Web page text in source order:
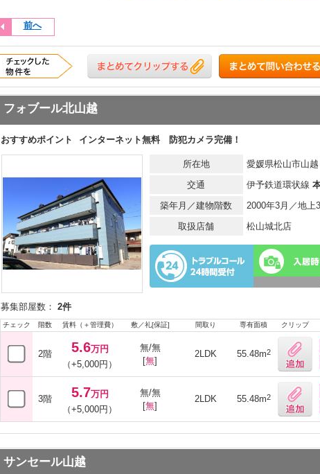
前へ
フォブール北山越
おすすめポイント インターネット無料 防犯カメラ完備！
所在地
愛媛県松山市山
交通
伊予鉄道環状線
築年月／建物階数
2000年3月／地上
取扱店舗
松山城北店
募集部屋数： 2件
チェック 階数 賃料（＋管理費） 敷／礼[保証] 間取り 専有面積 クリップ
2階 5.6万円
（+5,000円）
無/無
[無]
2LDK 55.48m2
3階 5.7万円
（+5,000円）
無/無
[無]
2LDK 55.48m2
サンセール山越